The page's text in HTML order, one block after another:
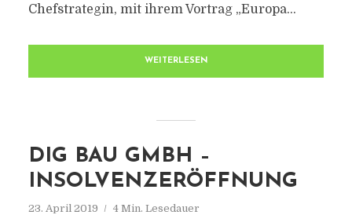
Chefstrategin, mit ihrem Vortrag „Europa...
WEITERLESEN
DIG BAU GMBH –
INSOLVENZERÖFFNUNG
23. April 2019 4 Min. Lesedauer